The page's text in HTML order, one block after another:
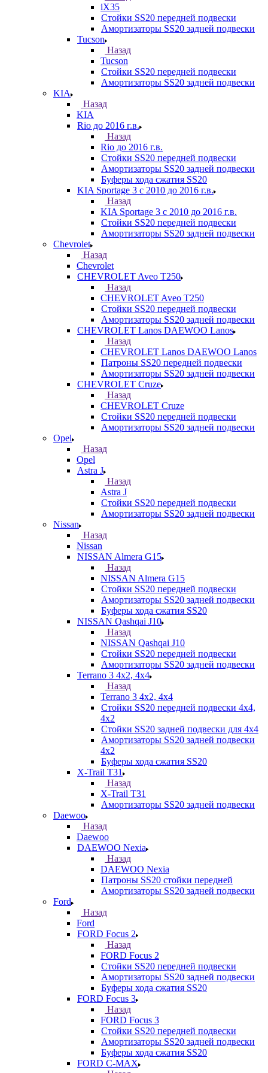
iX35
Стойки SS20 передней подвески
Амортизаторы SS20 задней подвески
Tucson
Назад
Tucson
Стойки SS20 передней подвески
Амортизаторы SS20 задней подвески
KIA
Назад
KIA
Rio до 2016 г.в.
Назад
Rio до 2016 г.в.
Стойки SS20 передней подвески
Амортизаторы SS20 задней подвески
Буферы хода сжатия SS20
KIA Sportage 3 с 2010 до 2016 г.в.
Назад
KIA Sportage 3 с 2010 до 2016 г.в.
Стойки SS20 передней подвески
Амортизаторы SS20 задней подвески
Chevrolet
Назад
Chevrolet
CHEVROLET Aveo T250
Назад
CHEVROLET Aveo T250
Стойки SS20 передней подвески
Амортизаторы SS20 задней подвески
CHEVROLET Lanos DAEWOO Lanos
Назад
CHEVROLET Lanos DAEWOO Lanos
Патроны SS20 передней подвески
Амортизаторы SS20 задней подвески
CHEVROLET Cruze
Назад
CHEVROLET Cruze
Стойки SS20 передней подвески
Амортизаторы SS20 задней подвески
Opel
Назад
Opel
Astra J
Назад
Astra J
Стойки SS20 передней подвески
Амортизаторы SS20 задней подвески
Nissan
Назад
Nissan
NISSAN Almera G15
Назад
NISSAN Almera G15
Стойки SS20 передней подвески
Амортизаторы SS20 задней подвески
Буферы хода сжатия SS20
NISSAN Qashqai J10
Назад
NISSAN Qashqai J10
Стойки SS20 передней подвески
Амортизаторы SS20 задней подвески
Terrano 3 4х2, 4х4
Назад
Terrano 3 4х2, 4х4
Стойки SS20 передней подвески 4х4,
4x2
Стойки SS20 задней подвески для 4х4
Амортизаторы SS20 задней подвески
4х2
Буферы хода сжатия SS20
X-Trail T31
Назад
X-Trail T31
Амортизаторы SS20 задней подвески
Daewoo
Назад
Daewoo
DAEWOO Nexia
Назад
DAEWOO Nexia
Патроны SS20 стойки передней
Амортизаторы SS20 задней подвески
Ford
Назад
Ford
FORD Focus 2
Назад
FORD Focus 2
Стойки SS20 передней подвески
Амортизаторы SS20 задней подвески
Буферы хода сжатия SS20
FORD Focus 3
Назад
FORD Focus 3
Стойки SS20 передней подвески
Амортизаторы SS20 задней подвески
Буферы хода сжатия SS20
FORD С-MAX